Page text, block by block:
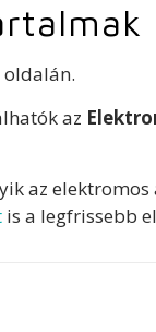
az
az elektromos
is a legfrissebb